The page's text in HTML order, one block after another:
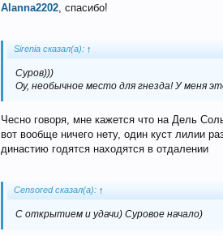
Alanna2202, спасибо!
Sirenia сказал(а): ↑
Суров)))
Оу, необычное место для гнезда! У меня
Чесно говоря, мне кажется что на Дель
вот вообще ничего нету, один куст лилии
династию годятся находятся в отдалении
Censored сказал(а): ↑
С открытием и удачи) Суровое начало)